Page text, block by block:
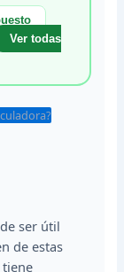
Ver todas
ser útil
de estas